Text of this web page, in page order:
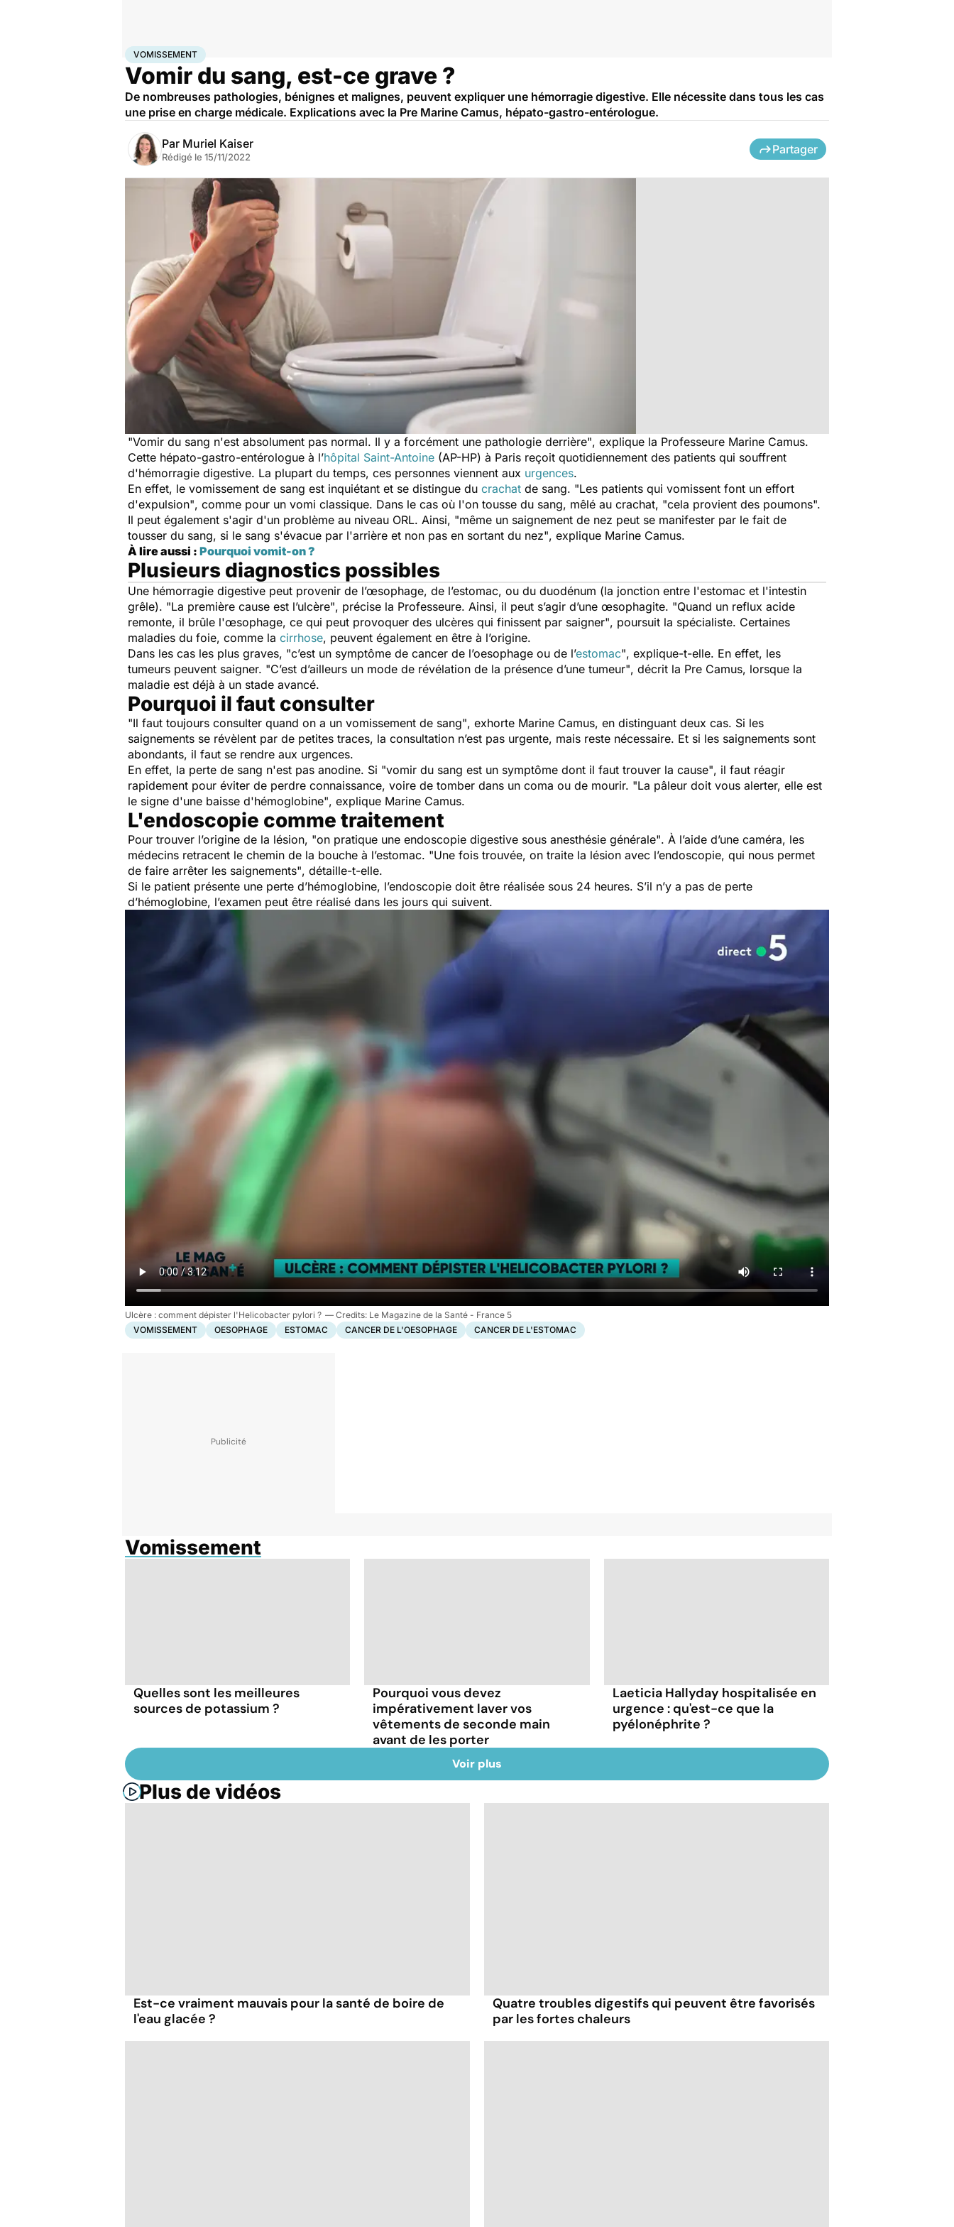
AccueilSantéMaladies
VOMISSEMENT
Vomir du sang, est-ce grave ?
De nombreuses pathologies, bénignes et malignes, peuvent expliquer une hémorragie digestive. Elle nécessite dans tous les cas
une prise en charge médicale. Explications avec la Pre Marine Camus, hépato-gastro-entérologue.
Par Muriel Kaiser
Rédigé le 15/11/2022
Partager
"Vomir du sang n'est absolument pas normal. Il y a forcément une pathologie derrière", explique la Professeure Marine Camus.
Cette hépato-gastro-entérologue à l’hôpital Saint-Antoine (AP-HP) à Paris reçoit quotidiennement des patients qui souffrent
d'hémorragie digestive. La plupart du temps, ces personnes viennent aux urgences.
En effet, le vomissement de sang est inquiétant et se distingue du crachat de sang. "Les patients qui vomissent font un effort
d'expulsion", comme pour un vomi classique. Dans le cas où l'on tousse du sang, mêlé au crachat, "cela provient des poumons".
Il peut également s'agir d'un problème au niveau ORL. Ainsi, "même un saignement de nez peut se manifester par le fait de
tousser du sang, si le sang s'évacue par l'arrière et non pas en sortant du nez", explique Marine Camus.
À lire aussi : Pourquoi vomit-on ?
Plusieurs diagnostics possibles
Une hémorragie digestive peut provenir de l’œsophage, de l’estomac, ou du duodénum (la jonction entre l'estomac et l'intestin
grêle). "La première cause est l’ulcère", précise la Professeure. Ainsi, il peut s’agir d’une œsophagite. "Quand un reflux acide
remonte, il brûle l'œsophage, ce qui peut provoquer des ulcères qui finissent par saigner", poursuit la spécialiste. Certaines
maladies du foie, comme la cirrhose, peuvent également en être à l’origine.
Dans les cas les plus graves, "c’est un symptôme de cancer de l’oesophage ou de l’estomac", explique-t-elle. En effet, les
tumeurs peuvent saigner. "C’est d’ailleurs un mode de révélation de la présence d’une tumeur", décrit la Pre Camus, lorsque la
maladie est déjà à un stade avancé.
Pourquoi il faut consulter
"Il faut toujours consulter quand on a un vomissement de sang", exhorte Marine Camus, en distinguant deux cas. Si les
saignements se révèlent par de petites traces, la consultation n’est pas urgente, mais reste nécessaire. Et si les saignements sont
abondants, il faut se rendre aux urgences.
En effet, la perte de sang n'est pas anodine. Si "vomir du sang est un symptôme dont il faut trouver la cause", il faut réagir
rapidement pour éviter de perdre connaissance, voire de tomber dans un coma ou de mourir. "La pâleur doit vous alerter, elle est
le signe d'une baisse d'hémoglobine", explique Marine Camus.
L'endoscopie comme traitement
Pour trouver l’origine de la lésion, "on pratique une endoscopie digestive sous anesthésie générale". À l’aide d’une caméra, les
médecins retracent le chemin de la bouche à l’estomac. "Une fois trouvée, on traite la lésion avec l’endoscopie, qui nous permet
de faire arrêter les saignements", détaille-t-elle.
Si le patient présente une perte d’hémoglobine, l’endoscopie doit être réalisée sous 24 heures. S’il n’y a pas de perte
d’hémoglobine, l’examen peut être réalisé dans les jours qui suivent.
Ulcère : comment dépister l'Helicobacter pylori ?
Le Magazine de la Santé - France 5
VOMISSEMENT
OESOPHAGE ESTOMAC CANCER DE L'OESOPHAGE CANCER DE L'ESTOMAC
Vomissement
Quelles sont les meilleures
sources de potassium ?
Pourquoi vous devez
impérativement laver vos
vêtements de seconde main
avant de les porter
Laeticia Hallyday hospitalisée en
urgence : qu'est-ce que la
pyélonéphrite ?
Voir plus
Plus de vidéos
Est-ce vraiment mauvais pour la santé de boire de
l'eau glacée ?
Quatre troubles digestifs qui peuvent être favorisés
par les fortes chaleurs